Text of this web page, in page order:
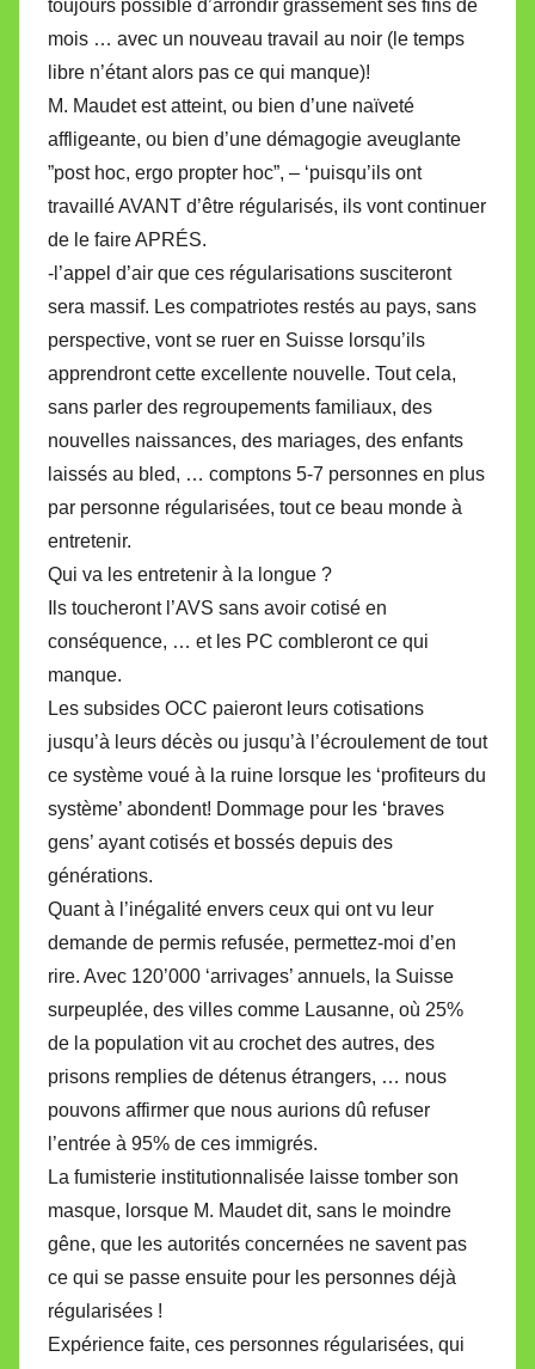
toujours possible d’arrondir grassement ses fins de
mois … avec un nouveau travail au noir (le temps
libre n’étant alors pas ce qui manque)!
M. Maudet est atteint, ou bien d’une naïveté
affligeante, ou bien d’une démagogie aveuglante
”post hoc, ergo propter hoc”, – ‘puisqu’ils ont
travaillé AVANT d’être régularisés, ils vont continuer
de le faire APRÉS.
-l’appel d’air que ces régularisations susciteront
sera massif. Les compatriotes restés au pays, sans
perspective, vont se ruer en Suisse lorsqu’ils
apprendront cette excellente nouvelle. Tout cela,
sans parler des regroupements familiaux, des
nouvelles naissances, des mariages, des enfants
laissés au bled, … comptons 5-7 personnes en plus
par personne régularisées, tout ce beau monde à
entretenir.
Qui va les entretenir à la longue ?
Ils toucheront l’AVS sans avoir cotisé en
conséquence, … et les PC combleront ce qui
manque.
Les subsides OCC paieront leurs cotisations
jusqu’à leurs décès ou jusqu’à l’écroulement de tout
ce système voué à la ruine lorsque les ‘profiteurs du
système’ abondent! Dommage pour les ‘braves
gens’ ayant cotisés et bossés depuis des
générations.
Quant à l’inégalité envers ceux qui ont vu leur
demande de permis refusée, permettez-moi d’en
rire. Avec 120’000 ‘arrivages’ annuels, la Suisse
surpeuplée, des villes comme Lausanne, où 25%
de la population vit au crochet des autres, des
prisons remplies de détenus étrangers, … nous
pouvons affirmer que nous aurions dû refuser
l’entrée à 95% de ces immigrés.
La fumisterie institutionnalisée laisse tomber son
masque, lorsque M. Maudet dit, sans le moindre
gêne, que les autorités concernées ne savent pas
ce qui se passe ensuite pour les personnes déjà
régularisées !
Expérience faite, ces personnes régularisées, qui